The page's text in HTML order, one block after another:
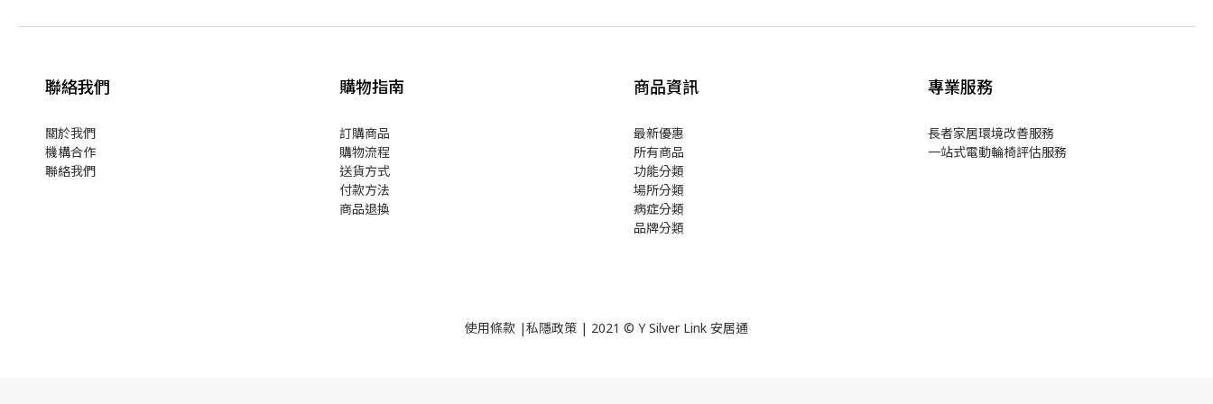
聯絡我們
關於我們
機構合作
聯絡我們
購物指南
訂購商品
購物流程
送貨方式
付款方法
商品退換
商品資訊
最新優惠
所有商品
功能分類
場所分類
病症分類
品牌分類
專業服務
長者家居環境改善服務
一站式電動輪椅評估服務
使用條款 |私隱政策 | 2021 © Y Silver Link 安居通